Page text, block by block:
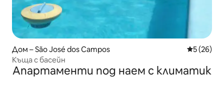
Дом – São José dos Campos Средна
5 (26)
Къща с басейн
Апартаменти под наем с климатик